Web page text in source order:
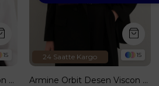
15
Armine Orbit Desen Viscon Şal 14
15
24 Saatte Kargo
Armine Orbit Desen Viscon Şal 13